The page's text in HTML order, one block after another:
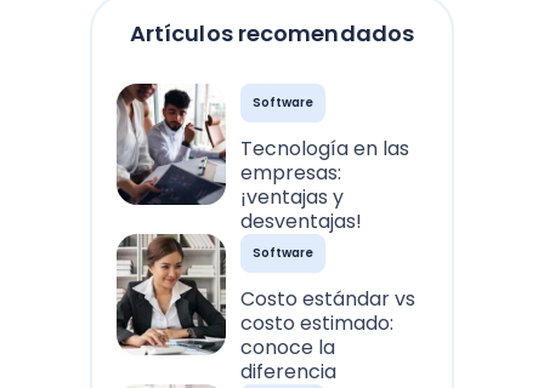
Artículos recomendados
Software
Tecnología en las
empresas:
¡ventajas y
desventajas!
Software
Costo estándar vs
costo estimado:
conoce la
diferencia